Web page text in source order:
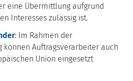
eine Übermittlung aufgrund
Interesses zulässig ist.
: Im Rahmen der
können Auftragsverarbeiter auch
Union eingesetzt